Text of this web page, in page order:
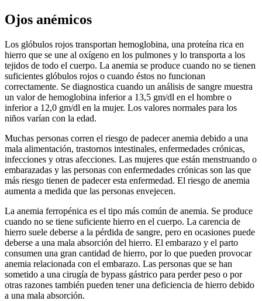
Ojos anémicos
Los glóbulos rojos transportan hemoglobina, una proteína rica en
hierro que se une al oxígeno en los pulmones y lo transporta a los
tejidos de todo el cuerpo. La anemia se produce cuando no se tienen
suficientes glóbulos rojos o cuando éstos no funcionan
correctamente. Se diagnostica cuando un análisis de sangre muestra
un valor de hemoglobina inferior a 13,5 gm/dl en el hombre o
inferior a 12,0 gm/dl en la mujer. Los valores normales para los
niños varían con la edad.
Muchas personas corren el riesgo de padecer anemia debido a una
mala alimentación, trastornos intestinales, enfermedades crónicas,
infecciones y otras afecciones. Las mujeres que están menstruando o
embarazadas y las personas con enfermedades crónicas son las que
más riesgo tienen de padecer esta enfermedad. El riesgo de anemia
aumenta a medida que las personas envejecen.
La anemia ferropénica es el tipo más común de anemia. Se produce
cuando no se tiene suficiente hierro en el cuerpo. La carencia de
hierro suele deberse a la pérdida de sangre, pero en ocasiones puede
deberse a una mala absorción del hierro. El embarazo y el parto
consumen una gran cantidad de hierro, por lo que pueden provocar
anemia relacionada con el embarazo. Las personas que se han
sometido a una cirugía de bypass gástrico para perder peso o por
otras razones también pueden tener una deficiencia de hierro debido
a una mala absorción.